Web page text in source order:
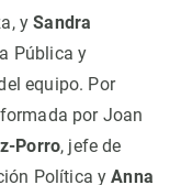
y Sandra
Pública y
equipo. Por
por Joan
Porro, jefe de
Política yAnna